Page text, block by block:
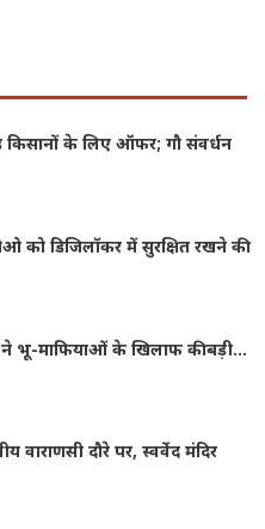
किसानों के लिए ऑफर; गौ संवर्धन
को डिजिलॉकर में सुरक्षित रखने की
ने भू-माफियाओं के खिलाफ की बड़ी…
वाराणसी दौरे पर, स्वर्वेद मंदिर